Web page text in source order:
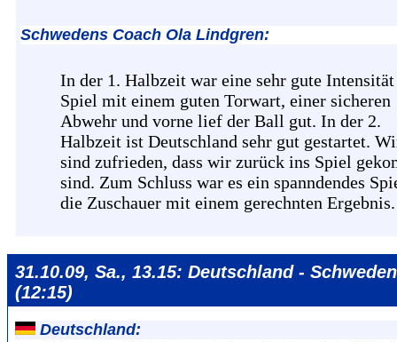
Schwedens Coach Ola Lindgren:
In der 1. Halbzeit war eine sehr gute
Spiel mit einem guten Torwart, einer sicheren
Abwehr und vorne lief der Ball gut. In der 2.
Halbzeit ist Deutschland sehr gut gestartet.
sind zufrieden, dass wir zurück ins Spiel
sind. Zum Schluss war es ein spanndendes
die Zuschauer mit einem gerechnten Ergebnis.
31.10.09, Sa., 13.15: Deutschland -
(12:15)
Deutschland: